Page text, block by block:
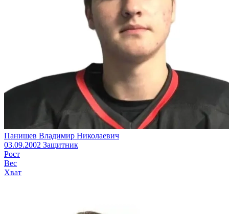
Панишев Владимир Николаевич
03.09.2002 Защитник
Рост
Вес
Хват